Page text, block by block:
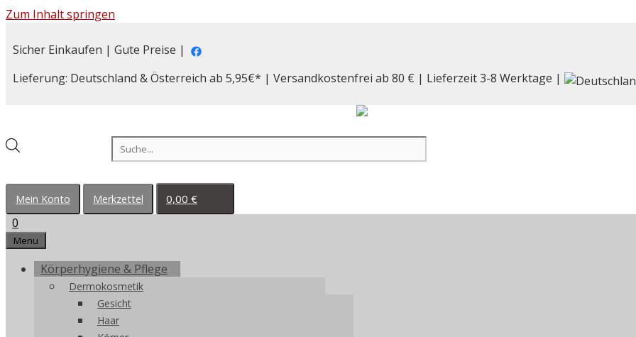
Zum Inhalt springen
Sicher Einkaufen | Gute Preise |
Lieferung: Deutschland & Österreich ab 5,95€* | Versandkostenfrei ab 80 € | Lieferzeit 3-8 Werktage |
Mein Konto Merkzettel 0,00 €
0
Menu
Körperhygiene & Pflege
Dermokosmetik
Gesicht
Haar